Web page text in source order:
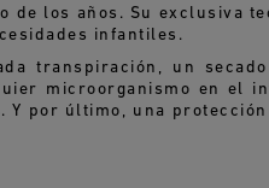
de los años. Su exclusiva
infantiles.
transpiración, un
microorganismo en el
por último, una